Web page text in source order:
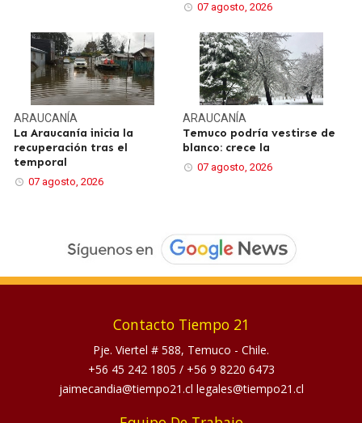
07 agosto, 2026
ARAUCANÍA
La Araucanía inicia la
recuperación tras el
temporal
07 agosto, 2026
ARAUCANÍA
Temuco podría vestirse de
blanco: crece la
07 agosto, 2026
Contacto Tiempo 21
Pje. Viertel # 588, Temuco - Chile.
+56 45 242 1805 / +56 9 8220 6473
jaimecandia@tiempo21.cl legales@tiempo21.cl